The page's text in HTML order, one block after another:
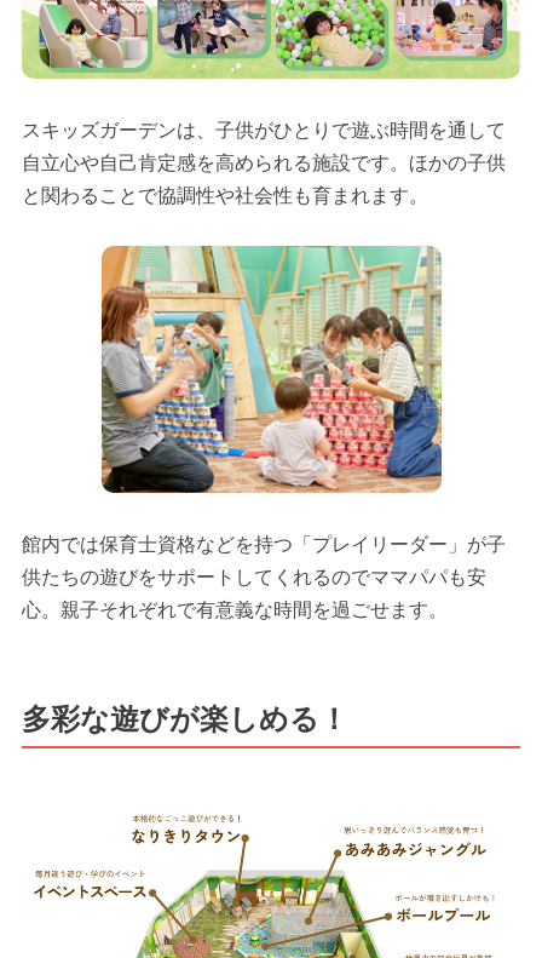
スキッズガーデンは、子供がひとりで遊ぶ時間を通して
自立心や自己肯定感を高められる施設です。ほかの子供
と関わることで協調性や社会性も育まれます。
館内では保育士資格などを持つ「プレイリーダー」が子
供たちの遊びをサポートしてくれるのでママパパも安
心。親子それぞれで有意義な時間を過ごせます。
多彩な遊びが楽しめる！